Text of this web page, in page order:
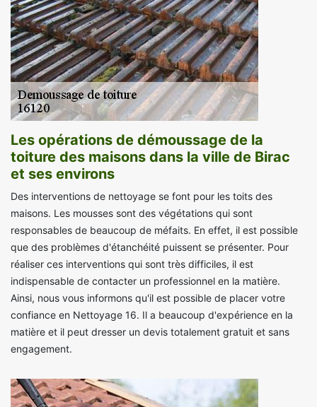
Les opérations de démoussage de la
toiture des maisons dans la ville de Birac
et ses environs
Des interventions de nettoyage se font pour les toits des
maisons. Les mousses sont des végétations qui sont
responsables de beaucoup de méfaits. En effet, il est possible
que des problèmes d'étanchéité puissent se présenter. Pour
réaliser ces interventions qui sont très difficiles, il est
indispensable de contacter un professionnel en la matière.
Ainsi, nous vous informons qu'il est possible de placer votre
confiance en Nettoyage 16. Il a beaucoup d'expérience en la
matière et il peut dresser un devis totalement gratuit et sans
engagement.